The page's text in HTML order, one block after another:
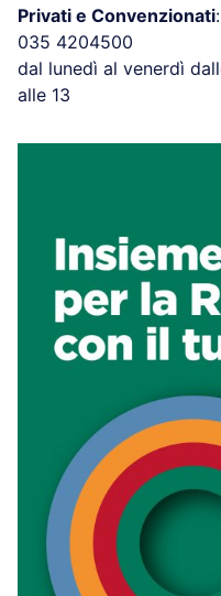
Privati e Convenzionati:
035 4204500
dal lunedì al venerdì
alle 13